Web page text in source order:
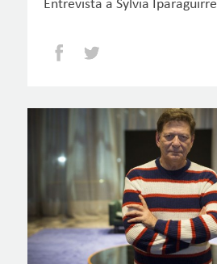
Entrevista a Sylvia Iparaguirre
Facebook